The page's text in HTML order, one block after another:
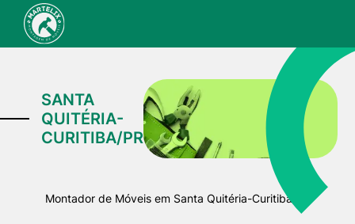
SANTA
QUITÉRIA-
CURITIBA/PR
Montador de Móveis em Santa Quitéria-Curitiba/PR